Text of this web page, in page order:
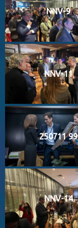
NNV-9
NNV-11
250711 99
NNV-14